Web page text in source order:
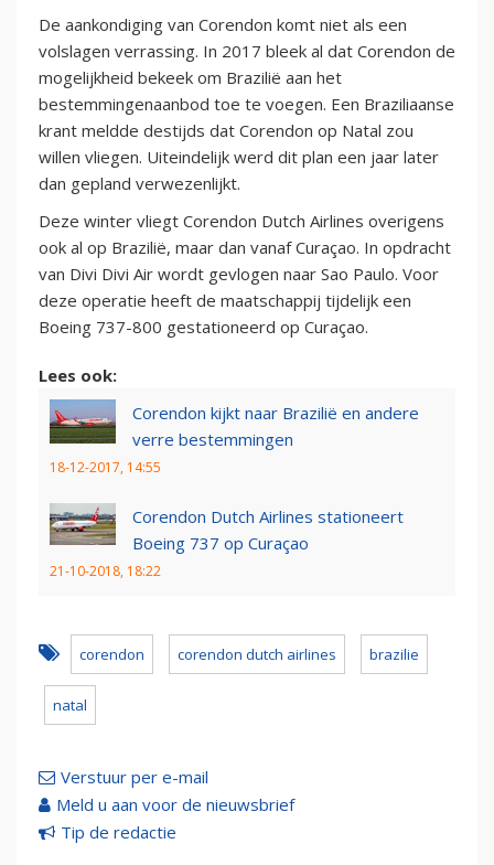
De aankondiging van Corendon komt niet als een
volslagen verrassing. In 2017 bleek al dat Corendon de
mogelijkheid bekeek om Brazilië aan het
bestemmingenaanbod toe te voegen. Een Braziliaanse
krant meldde destijds dat Corendon op Natal zou
willen vliegen. Uiteindelijk werd dit plan een jaar later
dan gepland verwezenlijkt.
Deze winter vliegt Corendon Dutch Airlines overigens
ook al op Brazilië, maar dan vanaf Curaçao. In opdracht
van Divi Divi Air wordt gevlogen naar Sao Paulo. Voor
deze operatie heeft de maatschappij tijdelijk een
Boeing 737-800 gestationeerd op Curaçao.
Lees ook:
Corendon kijkt naar Brazilië en andere
verre bestemmingen
18-12-2017, 14:55
Corendon Dutch Airlines stationeert
Boeing 737 op Curaçao
21-10-2018, 18:22
corendon corendon dutch airlines brazilie
natal
Verstuur per e-mail
Meld u aan voor de nieuwsbrief
Tip de redactie